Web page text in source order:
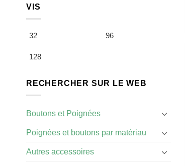
VIS
32 96
128
RECHERCHER SUR LE WEB
Boutons et Poignées
Poignées et boutons par matériau
Autres accessoires